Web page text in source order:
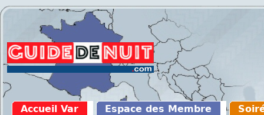
Accueil Var Espace des Membre